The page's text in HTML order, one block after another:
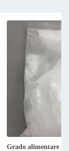
Grado alimentare